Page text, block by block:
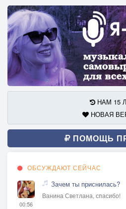
НАМ 15
НОВАЯ
ПОМОЩЬ
ОБСУЖДАЮТ СЕЙЧАС
00:56
Зачем ты приснилась?
Ванина Светлана, спасибо!